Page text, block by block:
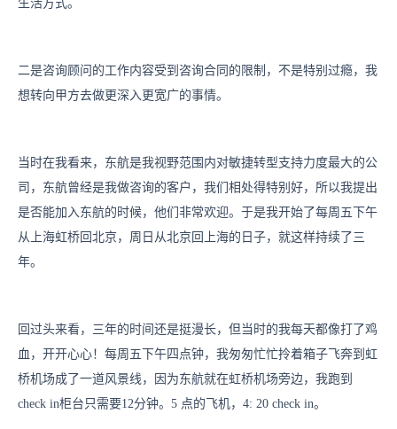
生活方式。
二是咨询顾问的工作内容受到咨询合同的限制，不是特别过瘾，我
想转向甲方去做更深入更宽广的事情。
当时在我看来，东航是我视野范围内对敏捷转型支持力度最大的公
司，东航曾经是我做咨询的客户，我们相处得特别好，所以我提出
是否能加入东航的时候，他们非常欢迎。于是我开始了每周五下午
从上海虹桥回北京，周日从北京回上海的日子，就这样持续了三
年。
回过头来看，三年的时间还是挺漫长，但当时的我每天都像打了鸡
血，开开心心！每周五下午四点钟，我匆匆忙忙拎着箱子飞奔到虹
桥机场成了一道风景线，因为东航就在虹桥机场旁边，我跑到
check in柜台只需要12分钟。5 点的飞机，4: 20 check in。